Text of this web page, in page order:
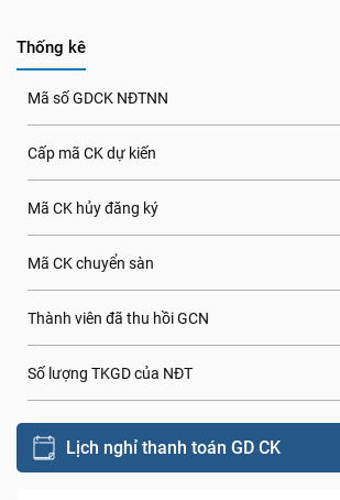
Thống kê
Mã số GDCK NĐTNN
Cấp mã CK dự kiến
Mã CK hủy đăng ký
Mã CK chuyển sàn
Thành viên đã thu hồi GCN
Số lượng TKGD của NĐT
Lịch nghỉ thanh toán GD CK